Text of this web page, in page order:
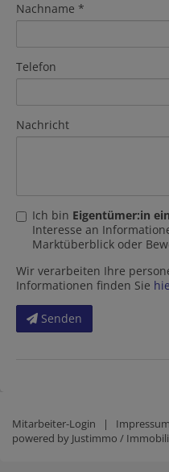
Nachname
Telefon
Nachricht
Ich bin Eigentümer:in
Interesse an
Marktüberblick oder
Wir verarbeiten Ihre
Informationen finden Sie
Senden
Mitarbeiter-Login | Impressum
powered by Justimmo /